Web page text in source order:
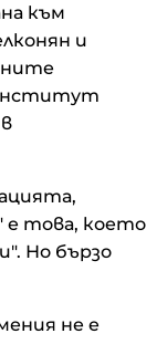
към
и
е това, което
Но бързо
не е